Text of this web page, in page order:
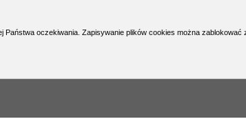
Publicznej
oczekiwania. Zapisywanie plików cookies można zablokować